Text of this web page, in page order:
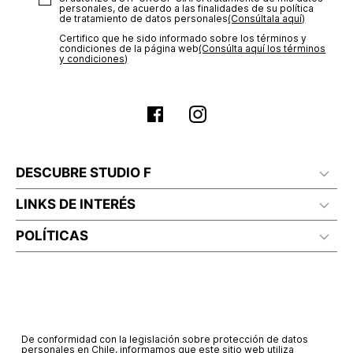
personales, de acuerdo a las finalidades de su política
de tratamiento de datos personales‎(Consúltala aquí)
Certifico que he sido informado sobre los términos y
condiciones de la página web‎(Consúlta aquí los términos
y condiciones)
DESCUBRE STUDIO F
LINKS DE INTERÉS
POLÍTICAS
De conformidad con la legislación sobre protección de datos
personales en Chile, informamos que este sitio web utiliza